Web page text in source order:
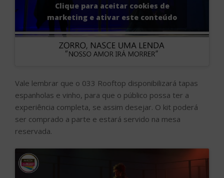
Clique para aceitar cookies de
marketing e ativar este conteúdo
Vale lembrar que o 033 Rooftop disponibilizará tapas
espanholas e vinho, para que o público possa ter a
experiência completa, se assim desejar. O kit poderá
ser comprado a parte e estará servido na mesa
reservada.